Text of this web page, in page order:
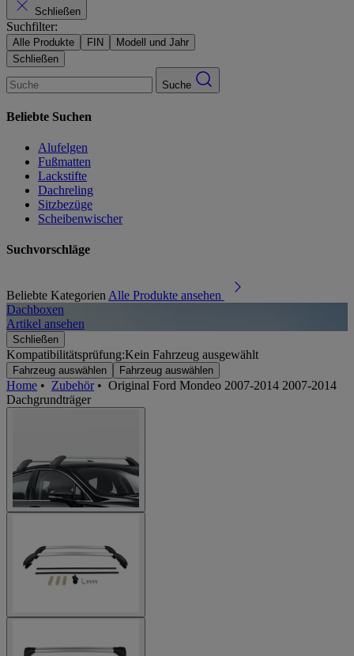
Schließen
Suchfilter:
Alle Produkte FIN
Modell und Jahr
Schließen
Suche
Beliebte Suchen
Alufelgen
Fußmatten
Lackstifte
Dachreling
Sitzbezüge
Scheibenwischer
Suchvorschläge
Beliebte Kategorien Alle Produkte ansehen
Dachboxen
Artikel ansehen
Schließen
Kompatibilitätsprüfung:Kein Fahrzeug ausgewählt
Fahrzeug auswählen Fahrzeug auswählen
Home • Zubehör• Original Ford Mondeo 2007-2014 2007-2014
Dachgrundträger